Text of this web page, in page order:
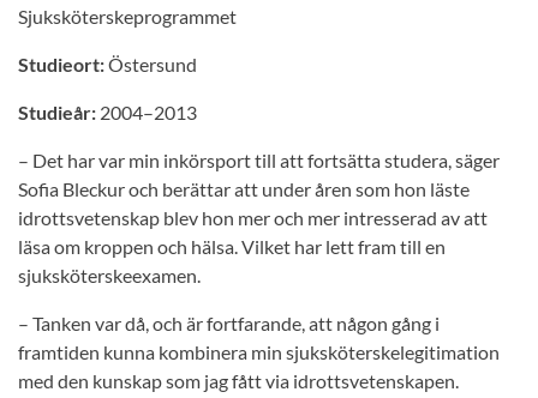
Sjuksköterskeprogrammet
Studieort:Östersund
Studieår: 2004–2013
– Det har var min inkörsport till att fortsätta studera, säger
Sofia Bleckur och berättar att under åren som hon läste
idrottsvetenskap blev hon mer och mer intresserad av att
läsa om kroppen och hälsa. Vilket har lett fram till en
sjuksköterskeexamen.
– Tanken var då, och är fortfarande, att någon gång i
framtiden kunna kombinera min sjuksköterskelegitimation
med den kunskap som jag fått via idrottsvetenskapen.